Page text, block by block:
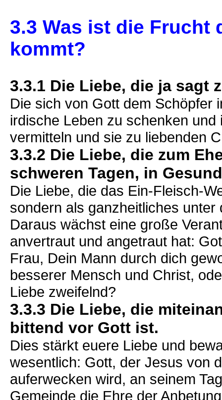
3.3 Was ist die Frucht
kommt?
3.3.1 Die Liebe, die ja sagt
Die sich von Gott dem Schöpfer
irdische Leben zu schenken
vermitteln und sie zu liebenden
3.3.2 Die Liebe, die zum
schweren Tagen, in
Die Liebe, die das Ein-Fleisch-
sondern als ganzheitliches
Daraus wächst eine große
anvertraut und angetraut hat:
Frau, Dein Mann durch dich
besserer Mensch und Christ,
Liebe zweifelnd?
3.3.3 Die Liebe, die
bittend vor Gott ist.
Dies stärkt euere Liebe und
wesentlich: Gott, der Jesus von
auferwecken wird, an seinem
Gemeinde die Ehre der